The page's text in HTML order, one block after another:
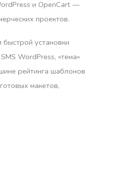
и OpenCart —
проектов.
быстрой установки
WordPress, «тема»
рейтинга шаблонов
макетов,